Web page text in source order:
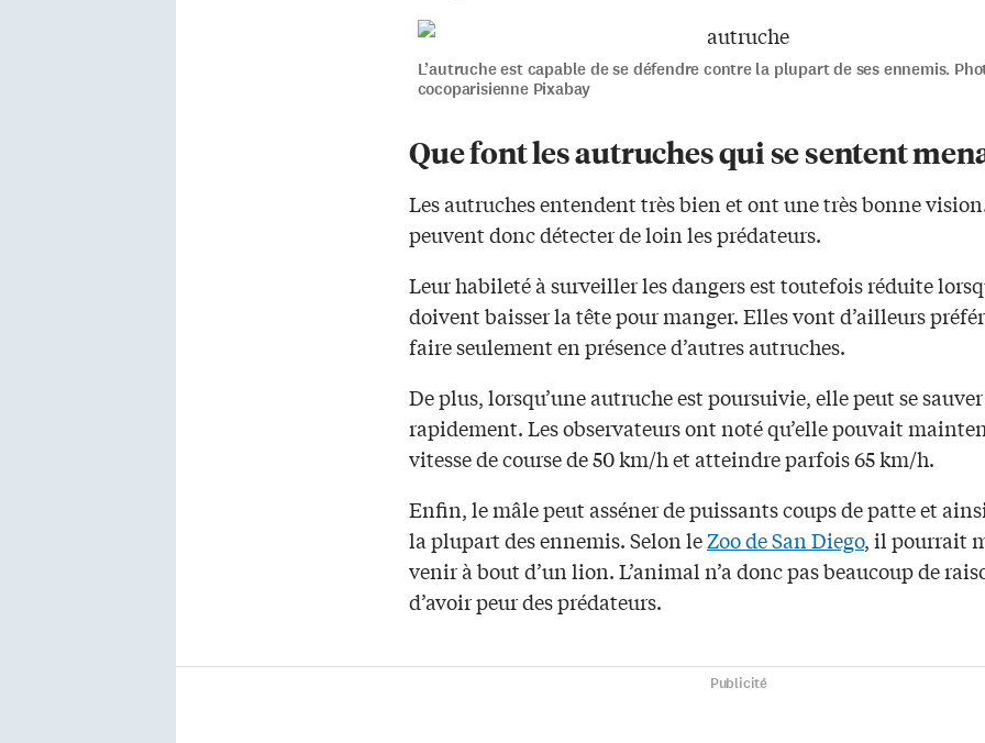
L’autruche est capable de se défendre contre la plupart de ses ennemis.
cocoparisienne Pixabay
Que font les autruches qui se sentent
Les autruches entendent très bien et ont une très bonne
peuvent donc détecter de loin les prédateurs.
Leur habileté à surveiller les dangers est toutefois réduite
doivent baisser la tête pour manger. Elles vont d’ailleurs
faire seulement en présence d’autres autruches.
De plus, lorsqu’une autruche est poursuivie, elle peut se sauver
rapidement. Les observateurs ont noté qu’elle pouvait
vitesse de course de 50 km/h et atteindre parfois 65 km/h.
Enfin, le mâle peut asséner de puissants coups de patte et
la plupart des ennemis. Selon leZoo de San Diego, il pourrait
venir à bout d’un lion. L’animal n’a donc pas beaucoup de
d’avoir peur des prédateurs.
Publicité